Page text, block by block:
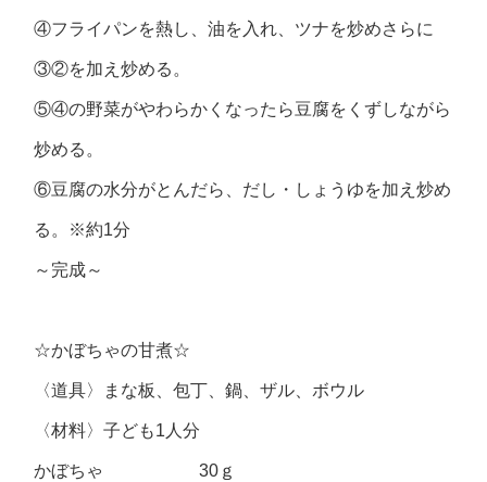
④フライパンを熱し、油を入れ、ツナを炒めさらに
③②を加え炒める。
⑤④の野菜がやわらかくなったら豆腐をくずしながら
炒める。
⑥豆腐の水分がとんだら、だし・しょうゆを加え炒め
る。※約1分
～完成～
☆かぼちゃの甘煮☆
〈道具〉まな板、包丁、鍋、ザル、ボウル
〈材料〉子ども1人分
かぼちゃ 30ｇ